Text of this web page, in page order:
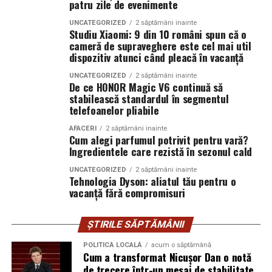
Când intervine uzucapiunea
Posesorul nu rămâne fără apărare. Uneori, chiar câștigă.
Uzucapiunea permite dobândirea proprietății prin
posesie îndelungată, dacă sunt îndeplinite anumite
condiții: posesie continuă, publică, pașnică și sub nume
de proprietar.
Aici apar conflictele cele mai sensibile.
Scenariu: teren „lucrat” de ani de zile
La marginea unui oraș în expansiune, un teren agricol a
împrejmuit. L-a cultivat. A investit în irigații.
Proprietarul din acte locuiește în străinătate și nu a
intervenit timp de peste 15 ani.
Conectică:priză 220 V monofazic, priză
380 V trifazic, priză încărcare auto electric
Climatizare:aer condiționat integrat pentru
menținerea bateriilor la temperatură optimă
Mobilitate:roți tip off-road pentru deplasare
pe teren accidentat
beneficiarului. La cerere, modelul poate fi extins cu prize
suplimentare, sisteme de iluminat exterior, monitorizare la
Gama completă: de la 3 metri la 12 metri
lungime container
patru zile de evenimente
UNCATEGORIZED 2 săptămâni inainte
Studiu Xiaomi: 9 din 10 români spun că o
cameră de supraveghere este cel mai util
dispozitiv atunci când pleacă în vacanță
UNCATEGORIZED 2 săptămâni inainte
De ce HONOR Magic V6 continuă să
stabilească standardul în segmentul
telefoanelor pliabile
AFACERI 2 săptămâni inainte
Cum alegi parfumul potrivit pentru vară?
Ingredientele care rezistă în sezonul cald
UNCATEGORIZED 2 săptămâni inainte
Tehnologia Dyson: aliatul tău pentru o
vacanță fără compromisuri
ȘTIRILE SĂPTĂMÂNII
POLITICĂ LOCALĂ acum o săptămână
Cum a transformat Nicușor Dan o notă